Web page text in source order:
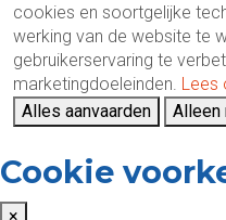
cookies en soortgelijke
werking van de website te
gebruikerservaring te
marketingdoeleinden. Lees
Alles aanvaarden
Alleen
Cookie